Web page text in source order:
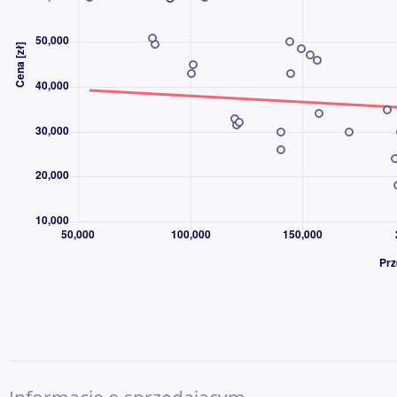
-System świateł drogowych zapobiegający oślepienu,
-Szyba przednia odbijająca promieniowanie cieplne, T
-apicerka materiałowa Oxford z elementami z sztucznej skóry
-Tempomat z ogranicznikiem prędkości,
-Tylne oparcie składane, dzielone 40/60,
-Wspomaganie hamowania przy małych prędkościach w celu
-Wyłącznik poduszki powietrznej pasażera,
-Zestaw Dobrej Widoczności,
Oferujemy szeroki wachlarz usług finansowych: kredyt 3 x 33